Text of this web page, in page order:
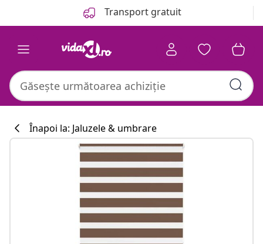
Transport gratuit
Înapoi la: Jaluzele & umbrare